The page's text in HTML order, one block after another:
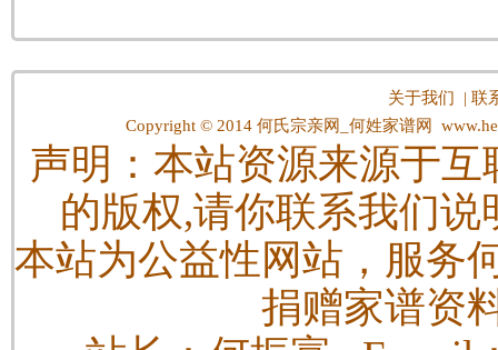
关于我们 |联
Copyright © 2014 何氏宗亲网_何姓家谱网
声明：本站资源来源于
的版权,请你联系我们
本站为公益性网站，服务
捐赠家谱资